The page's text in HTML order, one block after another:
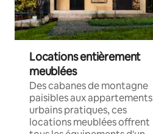
Locations entièrement
meublées
Des cabanes de montagne
paisibles aux appartements
urbains pratiques, ces
locations meublées offrent